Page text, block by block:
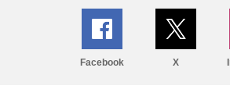
Facebook X